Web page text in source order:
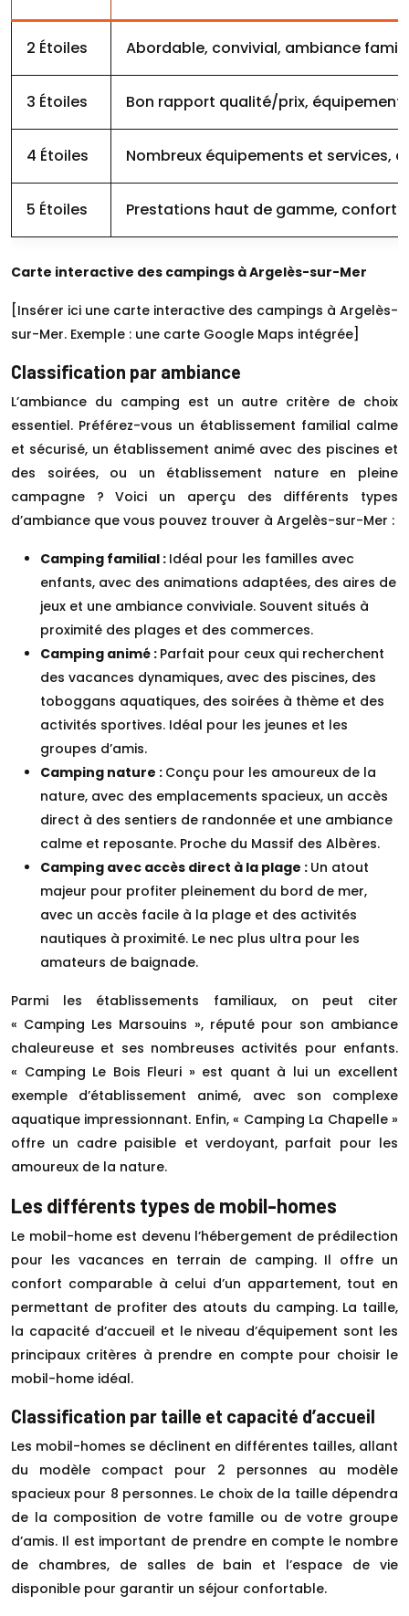
2 Étoiles Abordable, convivial, ambiance
3 Étoiles Bon rapport qualité/prix,
4 Étoiles Nombreux équipements et services,
5 Étoiles Prestations haut de gamme, confort
Carte interactive des campings à Argelès-sur-Mer
[Insérer ici une carte interactive des campings à Argelès-
sur-Mer. Exemple : une carte Google Maps intégrée]
Classification par ambiance
L’ambiance du camping est un autre critère de choix
essentiel. Préférez-vous un établissement familial calme
et sécurisé, un établissement animé avec des piscines et
des soirées, ou un établissement nature en pleine
campagne ? Voici un aperçu des différents types
d’ambiance que vous pouvez trouver à Argelès-sur-Mer :
Camping familial : Idéal pour les familles avec
enfants, avec des animations adaptées, des aires de
jeux et une ambiance conviviale. Souvent situés à
proximité des plages et des commerces.
Camping animé : Parfait pour ceux qui recherchent
des vacances dynamiques, avec des piscines, des
toboggans aquatiques, des soirées à thème et des
activités sportives. Idéal pour les jeunes et les
groupes d’amis.
Camping nature : Conçu pour les amoureux de la
nature, avec des emplacements spacieux, un accès
direct à des sentiers de randonnée et une ambiance
calme et reposante. Proche du Massif des Albères.
Camping avec accès direct à la plage : Un atout
majeur pour profiter pleinement du bord de mer,
avec un accès facile à la plage et des activités
nautiques à proximité. Le nec plus ultra pour les
amateurs de baignade.
Parmi les établissements familiaux, on peut citer
« Camping Les Marsouins », réputé pour son ambiance
chaleureuse et ses nombreuses activités pour enfants.
« Camping Le Bois Fleuri » est quant à lui un excellent
exemple d’établissement animé, avec son complexe
aquatique impressionnant. Enfin, « Camping La Chapelle »
offre un cadre paisible et verdoyant, parfait pour les
amoureux de la nature.
Les différents types de mobil-homes
Le mobil-home est devenu l’hébergement de prédilection
pour les vacances en terrain de camping. Il offre un
confort comparable à celui d’un appartement, tout en
permettant de profiter des atouts du camping. La taille,
la capacité d’accueil et le niveau d’équipement sont les
principaux critères à prendre en compte pour choisir le
mobil-home idéal.
Classification par taille et capacité d’accueil
Les mobil-homes se déclinent en différentes tailles, allant
du modèle compact pour 2 personnes au modèle
spacieux pour 8 personnes. Le choix de la taille dépendra
de la composition de votre famille ou de votre groupe
d’amis. Il est important de prendre en compte le nombre
de chambres, de salles de bain et l’espace de vie
disponible pour garantir un séjour confortable.